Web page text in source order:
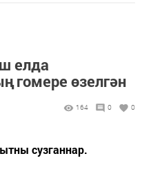
елда
гомере өзелгән
164 0 0
сузганнар.